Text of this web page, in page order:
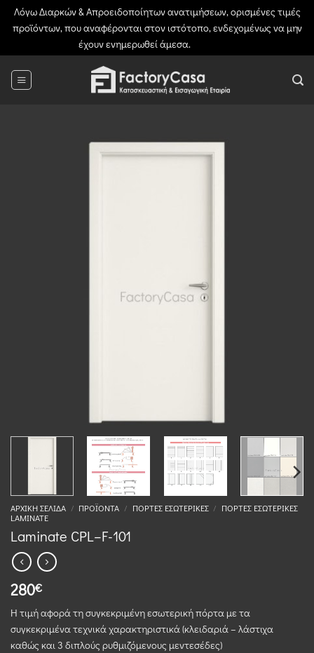
Λόγω Διαρκών & Απροειδοποίητων ανατιμήσεων, ορισμένες τιμές
προϊόντων, που αναφέρονται στον ιστότοπο, ενδεχομένως να μην
έχουν ενημερωθεί άμεσα.
ΑΡΧΙΚΉ ΣΕΛΊΔΑ / ΠΡΟΪΌΝΤΑ / ΠΌΡΤΕΣ ΕΣΩΤΕΡΙΚΈΣ / ΠΌΡΤΕΣ ΕΣΩΤΕΡΙΚΈΣ
LAMINATE
Laminate CPL–F-101
280€
Η τιμή αφορά τη συγκεκριμένη εσωτερική πόρτα με τα
συγκεκριμένα τεχνικά χαρακτηριστικά (κλειδαριά – λάστιχα
καθώς και 3 διπλούς ρυθμιζόμενους μεντεσέδες)